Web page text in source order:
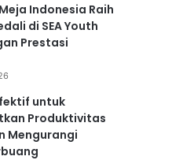
Indonesia Raih
di SEA Youth
Prestasi
untuk
Produktivitas
Mengurangi